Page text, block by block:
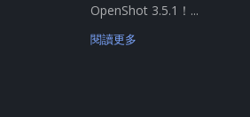
OpenShot 3.5.1！...
閱讀更多